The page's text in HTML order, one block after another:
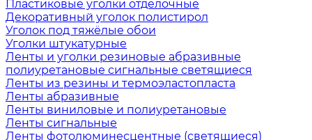
Пластиковые уголки отделочные
Декоративный уголок полистирол
Уголок под тяжёлые обои
Уголки штукатурные
Ленты и уголки резиновые абразивные
полиуретановые сигнальные светящиеся
Ленты из резины и термоэластопласта
Ленты абразивные
Ленты виниловые и полиуретановые
Ленты сигнальные
Ленты фотолюминесцентные (светящиеся)